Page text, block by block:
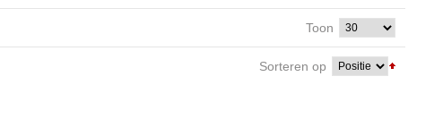
Toon
Sorteren op